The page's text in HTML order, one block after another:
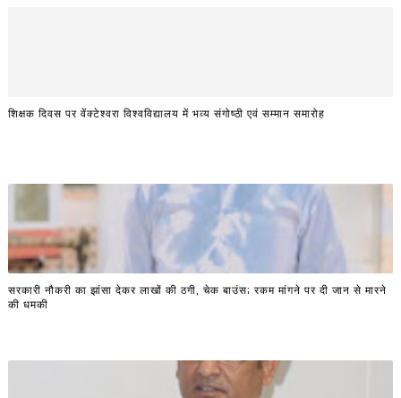
शिक्षक दिवस पर वेंक्टेश्वरा विश्वविद्यालय में भव्य संगोष्ठी एवं सम्मान समारोह
सरकारी नौकरी का झांसा देकर लाखों की ठगी, चेक बाउंस; रकम मांगने पर दी जान से मारने
की धमकी